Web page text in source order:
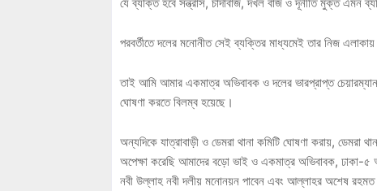
পরবর্তীতে দলের মনোনীত সেই ব্যক্তির মাধ্যমেই তার নিজ
তাই আমি আমার একমাত্র অভিবাবক ও দলের ভারপ্রাপ্ত
ঘোষণা করতে বিলম্ব হয়েছে।
অন্যদিকে যাত্রাবাড়ী ও ডেমরা থানা কমিটি ঘোষণা করায়, ডেমরা
অপেক্ষা করেছি আমাদের বড়ো ভাই ও একমাত্র অভিবাবক, ঢাকা-৫
নবী উল্লাহ নবী দলীয় মনোনয়ন পাবেন এবং আল্লাহর অশেষ রহমত